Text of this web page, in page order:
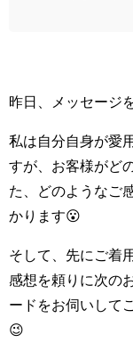
昨日、メッセージ
私は自分自身が愛
すが、お客様がど
た、どのようなご
かります😮
そして、先にご着
感想を頼りに次の
ードをお伺いして
😉